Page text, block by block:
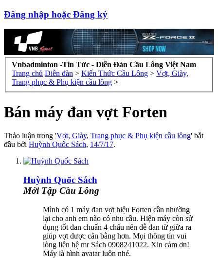
Đăng nhập hoặc Đăng ký
Vnbadminton -Tin Tức - Diễn Đàn Cầu Lông Việt Nam
Trang chủ Diễn đàn > Kiến Thức Cầu Lông > Vợt, Giày,
Trang phục & Phụ kiện cầu lông >
Bán máy đan vợt Forten
Thảo luận trong 'Vợt, Giày, Trang phục & Phụ kiện cầu lông' bắt
đầu bởi Huỳnh Quốc Sách, 14/7/17.
Huỳnh Quốc Sách
Mới Tập Cầu Lông
Mình có 1 máy đan vợt hiệu Forten cần nhường
lại cho anh em nào có nhu cầu. Hiện máy còn sử
dụng tốt đan chuẩn 4 chấu nên dễ đan từ giữa ra
giúp vợt được cân bằng hơn. Mọi thông tin vui
lòng liên hệ mr Sách 0908241022. Xin cảm ơn!
Máy là hình avatar luôn nhé.